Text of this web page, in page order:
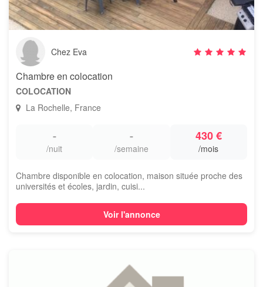
Chez Eva
Chambre en colocation
COLOCATION
La Rochelle, France
-
/nuit
-
/semaine
430 €
/mois
Chambre disponible en colocation, maison située proche des
universités et écoles, jardin, cuisi...
Voir l'annonce